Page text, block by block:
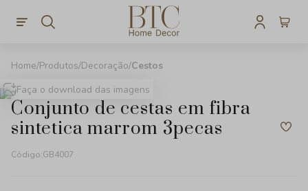
Produtos Decoração Cestos
Faça o download das imagens
conjunto de cestas em fibra
sintetica marrom 3pecas
Código:GB4007